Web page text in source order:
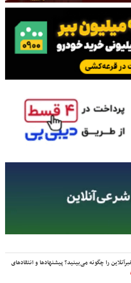
را چگونه می‌بینید؟ پیشنهادها و انتقادهای